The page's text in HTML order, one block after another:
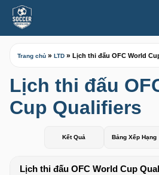
Trang chủ » LTD » Lịch thi đấu OFC World
Lịch thi đấu
Cup Qualifiers
Kết Quả Bảng Xếp Hạng
Lịch thi đấu OFC World Cup